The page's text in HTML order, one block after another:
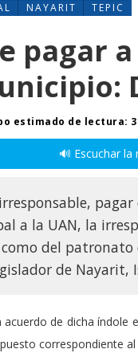
NAYARIT TEPIC
pagar
estimado de lectura:
🔊 Escuchar la
a la UAN, la
del
de Nayarit,
de dicha
correspondiente